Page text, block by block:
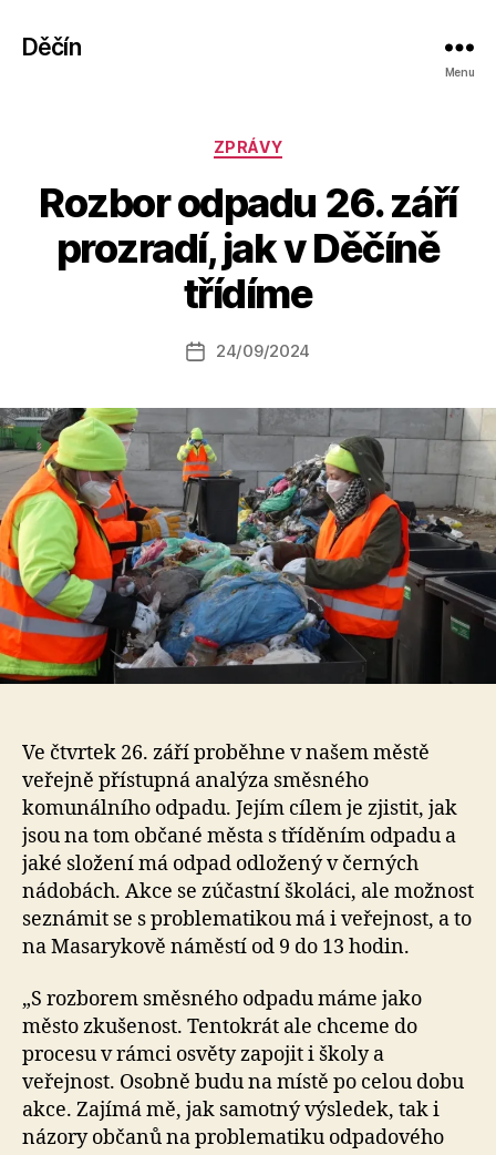
Děčín
Menu
Rubriky
ZPRÁVY
Rozbor odpadu 26. září
prozradí, jak v Děčíně
třídíme
Autor
příspěvku
u
o
a
Datum
24/09/2024
Ve čtvrtek 26. září proběhne v našem městě
veřejně přístupná analýza směsného
komunálního odpadu. Jejím cílem je zjistit, jak
jsou na tom občané města s tříděním odpadu a
jaké složení má odpad odložený v černých
nádobách. Akce se zúčastní školáci, ale možnost
seznámit se s problematikou má i veřejnost, a to
na Masarykově náměstí od 9 do 13 hodin.
„S rozborem směsného odpadu máme jako
město zkušenost. Tentokrát ale chceme do
procesu v rámci osvěty zapojit i školy a
veřejnost. Osobně budu na místě po celou dobu
akce. Zajímá mě, jak samotný výsledek, tak i
názory občanů na problematiku odpadového